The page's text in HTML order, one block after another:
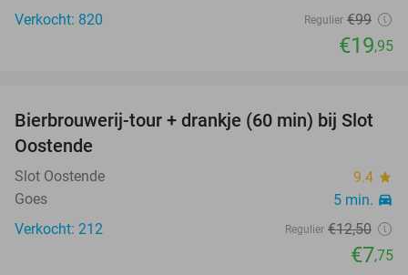
Verkocht: 820 Regulier €99
€19,95
38%
Bierbrouwerij-tour + drankje (60 min) bij Slot
Oostende
Slot Oostende 9.4 star
Goes 5 min. directions_car
Verkocht: 212 Regulier €12,50
€7,75